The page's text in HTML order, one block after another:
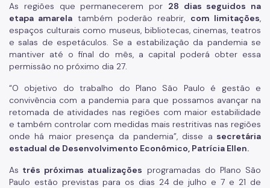
As regiões que permanecerem por 28 dias seguidos na
etapa amarela também poderão reabrir, com limitações,
espaços culturais como museus, bibliotecas, cinemas, teatros
e salas de espetáculos. Se a estabilização da pandemia se
mantiver até o final do mês, a capital poderá obter essa
permissão no próximo dia 27.
“O objetivo do trabalho do Plano São Paulo é gestão e
convivência com a pandemia para que possamos avançar na
retomada de atividades nas regiões com maior estabilidade
e também controlar com medidas mais restritivas nas regiões
onde há maior presença da pandemia”, disse a secretária
estadual de Desenvolvimento Econômico, Patrícia Ellen.
As três próximas atualizações programadas do Plano São
Paulo estão previstas para os dias 24 de julho e 7 e 21 de